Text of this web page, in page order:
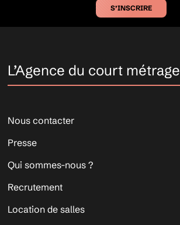
S’INSCRIRE
L’Agence du court métrage
Nous contacter
Presse
Qui sommes-nous ?
Recrutement
Location de salles